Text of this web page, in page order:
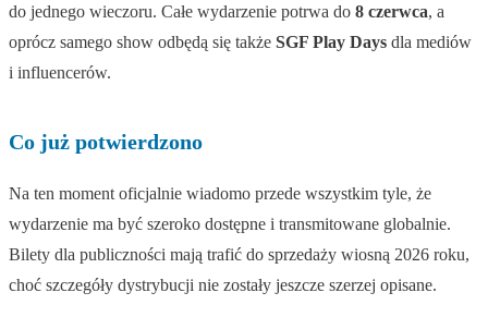
do jednego wieczoru. Całe wydarzenie potrwa do 8 czerwca, a
oprócz samego show odbędą się także SGF Play Days dla mediów
i influencerów.
Co już potwierdzono
Na ten moment oficjalnie wiadomo przede wszystkim tyle, że
wydarzenie ma być szeroko dostępne i transmitowane globalnie.
Bilety dla publiczności mają trafić do sprzedaży wiosną 2026 roku,
choć szczegóły dystrybucji nie zostały jeszcze szerzej opisane.